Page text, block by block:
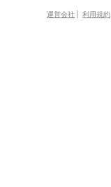
運営会社 利用規約